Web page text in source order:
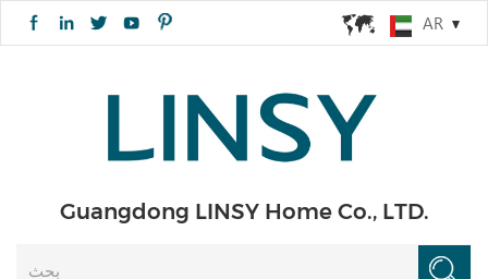
AR
Guangdong LINSY Home Co., LTD.